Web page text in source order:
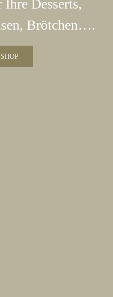
Desserts,
Brötchen….